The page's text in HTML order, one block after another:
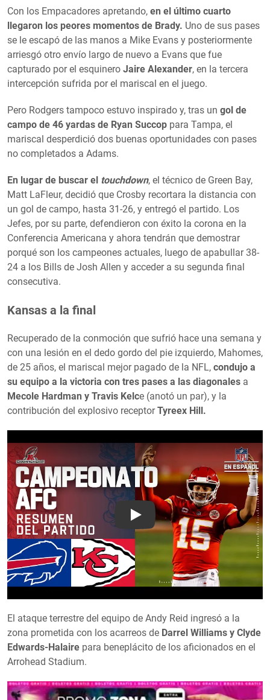
Con los Empacadores apretando, en el último cuarto
llegaron los peores momentos de Brady. Uno de sus pases
se le escapó de las manos a Mike Evans y posteriormente
arriesgó otro envío largo de nuevo a Evans que fue
capturado por el esquinero Jaire Alexander, en la tercera
intercepción sufrida por el mariscal en el juego.
Pero Rodgers tampoco estuvo inspirado y, tras un gol de
campo de 46 yardas de Ryan Succop para Tampa, el
mariscal desperdició dos buenas oportunidades con pases
no completados a Adams.
En lugar de buscar el touchdown, el técnico de Green Bay,
Matt LaFleur, decidió que Crosby recortara la distancia con
un gol de campo, hasta 31-26, y entregó el partido. Los
Jefes, por su parte, defendieron con éxito la corona en la
Conferencia Americana y ahora tendrán que demostrar
porqué son los campeones actuales, luego de apabullar 38-
24 a los Bills de Josh Allen y acceder a su segunda final
consecutiva.
Kansas a la final
Recuperado de la conmoción que sufrió hace una semana y
con una lesión en el dedo gordo del pie izquierdo, Mahomes,
de 25 años, el mariscal mejor pagado de la NFL, condujo a
su equipo a la victoria con tres pases a las diagonales a
Mecole Hardman y Travis Kelce (anotó un par), y la
contribución del explosivo receptorTyreex Hill.
Play
El ataque terrestre del equipo de Andy Reid ingresó a la
zona prometida con los acarreos de Darrel Williams y Clyde
Edwards-Halaire para beneplácito de los aficionados en el
Arrohead Stadium.